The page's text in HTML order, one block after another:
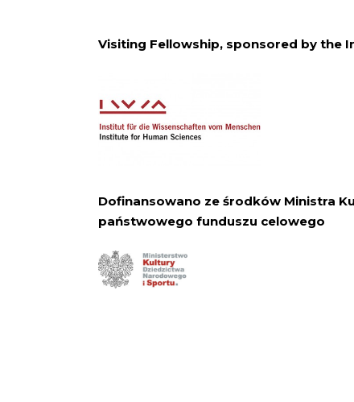
Visiting Fellowship, sponsored by the
Dofinansowano ze środków Ministra
państwowego funduszu celowego